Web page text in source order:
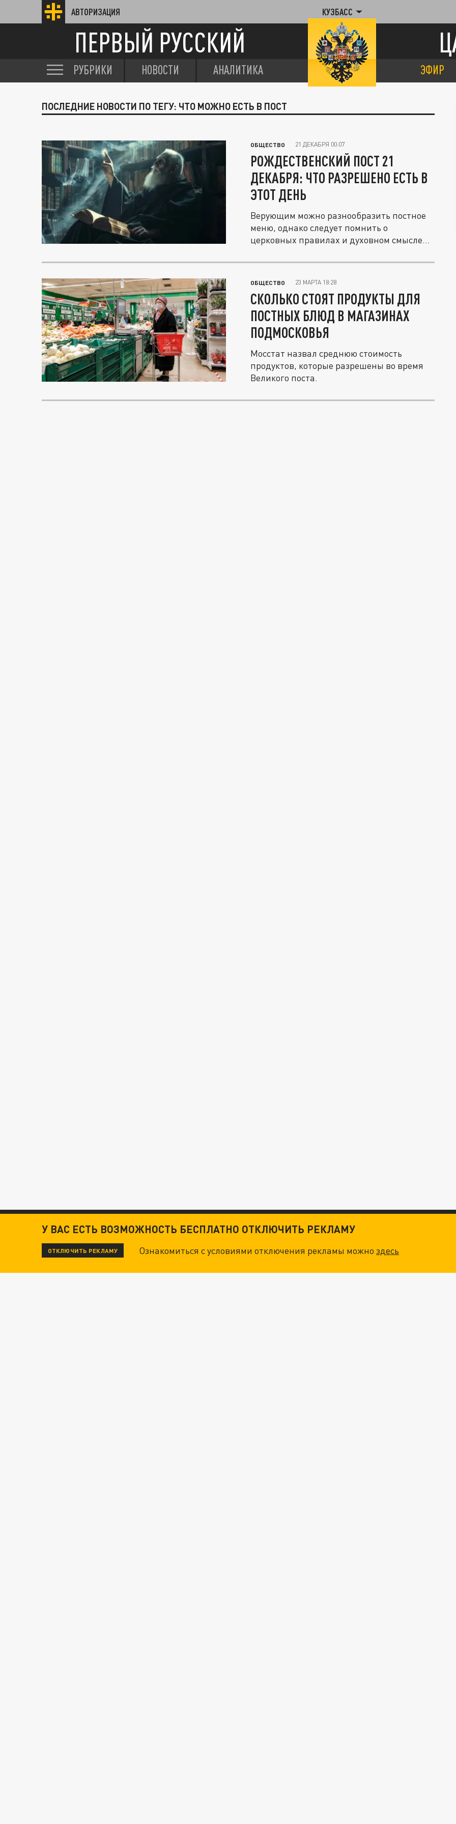
АВТОРИЗАЦИЯ КУЗБАСС
ПЕРВЫЙ РУССКИЙ
РУБРИКИ НОВОСТИ АНАЛИТИКА ЭФИР
ПОСЛЕДНИЕ НОВОСТИ ПО ТЕГУ: ЧТО МОЖНО ЕСТЬ В ПОСТ
ОБЩЕСТВО 21 ДЕКАБРЯ 00:07
РОЖДЕСТВЕНСКИЙ ПОСТ 21
ДЕКАБРЯ: ЧТО РАЗРЕШЕНО ЕСТЬ В
ЭТОТ ДЕНЬ
Верующим можно разнообразить постное
меню, однако следует помнить о
церковных правилах и духовном смысле...
ОБЩЕСТВО 23 МАРТА 18:28
СКОЛЬКО СТОЯТ ПРОДУКТЫ ДЛЯ
ПОСТНЫХ БЛЮД В МАГАЗИНАХ
ПОДМОСКОВЬЯ
Мосстат назвал среднюю стоимость
продуктов, которые разрешены во время
Великого поста.
У ВАС ЕСТЬ ВОЗМОЖНОСТЬ БЕСПЛАТНО ОТКЛЮЧИТЬ РЕКЛАМУ
ОТКЛЮЧИТЬ РЕКЛАМУ Ознакомиться с условиями отключения рекламы можноздесь